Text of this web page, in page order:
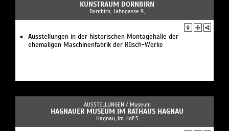
KUNSTRAUM DORNBIRN
Dornbirn, Jahngasse 9,
Ausstellungen in der historischen Montagehalle der
ehemaligen Maschinenfabrik der Rüsch-Werke
AUSSTELLUNGEN / Museum
HAGNAUER MUSEUM IM RATHAUS HAGNAU
Hagnau, Im Hof 5